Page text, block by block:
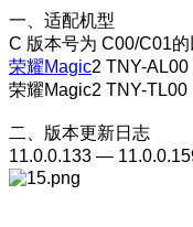
一、适配机型
C 版本号为 C00/C01的
荣耀Magic2 TNY-AL00
荣耀Magic2 TNY-TL00
二、版本更新日志
11.0.0.133 —